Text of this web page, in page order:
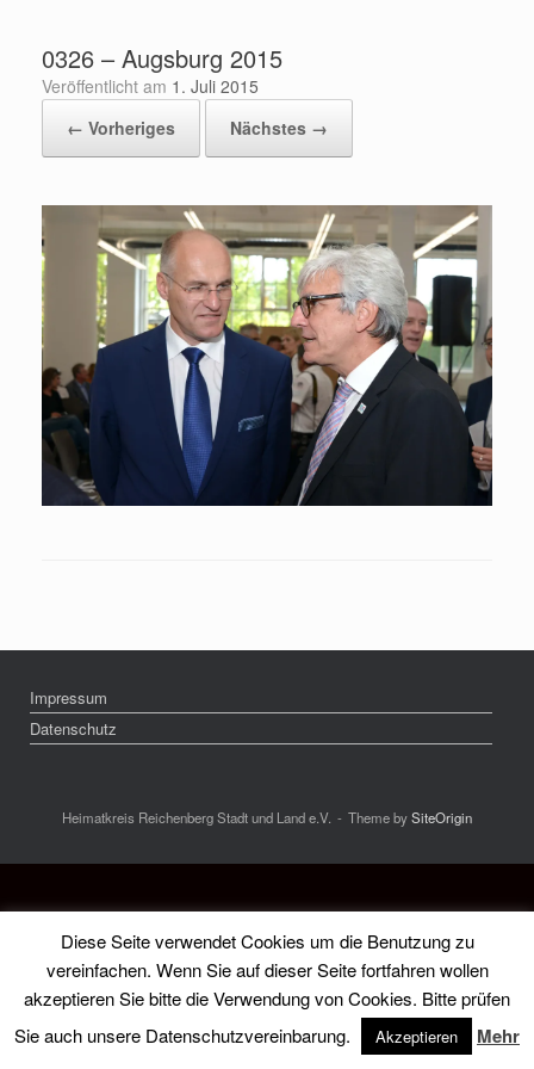
springen0326 – Augsburg 2015
Veröffentlicht am 1. Juli 2015
← Vorheriges
Nächstes →
Impressum
Datenschutz
Heimatkreis Reichenberg Stadt und Land e.V. Theme bySiteOrigin
Diese Seite verwendet Cookies um die Benutzung zu
vereinfachen. Wenn Sie auf dieser Seite fortfahren wollen
akzeptieren Sie bitte die Verwendung von Cookies. Bitte prüfen
Sie auch unsere Datenschutzvereinbarung.
Akzeptieren Mehr